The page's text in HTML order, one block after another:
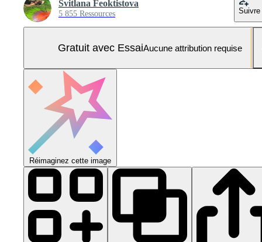
Svitlana Feoktistova
5 855 Ressources Suivre
Gratuit avec EssaiAucune attribution requise
Réimaginez cette image